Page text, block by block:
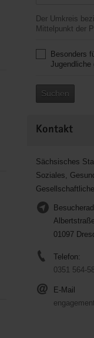
Der Umkreis
Mittelpunkt der
Besonders
Jugendliche
Suchen
Kontakt
Sächsisches
Soziales,
01097
Telefon:
0351 564-
E-Mail